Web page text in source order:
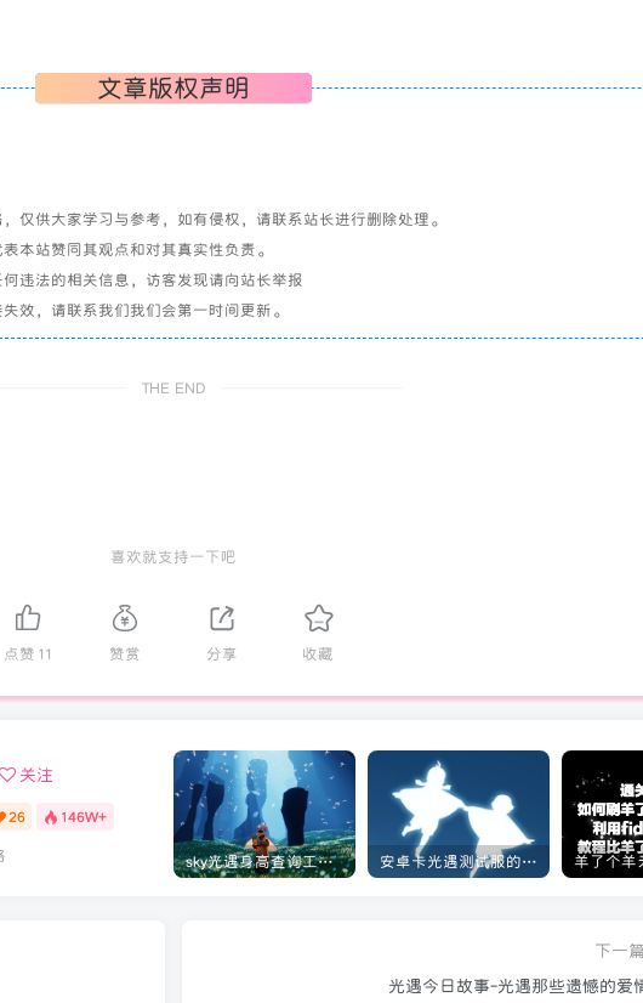
文章版权声明
仅供大家学习与参考，如有侵权，请联系站长进行删除处理。
本站赞同其观点和对其真实性负责。
违法的相关信息，访客发现请向站长举报
效，请联系我们我们会第一时间更新。
THE END
喜欢就支持一下吧
点赞 11 赞赏 分享 收藏
关注
26 146W+
sky光遇身高查询工具教程[实用工具] 安卓卡光遇测试服的教程[光遇]
下一
光遇今日故事-光遇那些遗憾的爱